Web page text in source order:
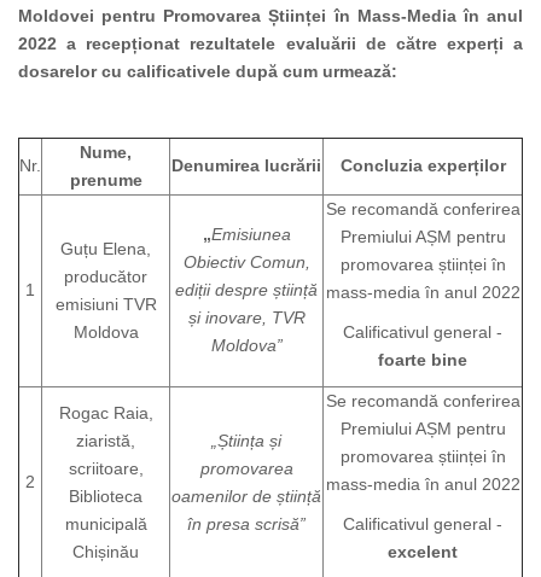
Moldovei pentru Promovarea Științei în Mass-Media în anul
2022 a recepționat rezultatele evaluării de către experți a
dosarelor cu calificativele după cum urmează:
Nr.
Nume,
prenume
Denumirea lucrării Concluzia experților
1
Guțu Elena,
producător
emisiuni TVR
Moldova
„Emisiunea
Obiectiv Comun,
ediții despre știință
și inovare, TVR
Moldova”
Se recomandă conferirea
Premiului AȘM pentru
promovarea științei în
mass-media în anul 2022
Calificativul general -
foarte bine
2
Rogac Raia,
ziaristă,
scriitoare,
Biblioteca
municipală
Chișinău
„Știința și
promovarea
oamenilor de știință
în presa scrisă”
Se recomandă conferirea
Premiului AȘM pentru
promovarea științei în
mass-media în anul 2022
Calificativul general -
excelent